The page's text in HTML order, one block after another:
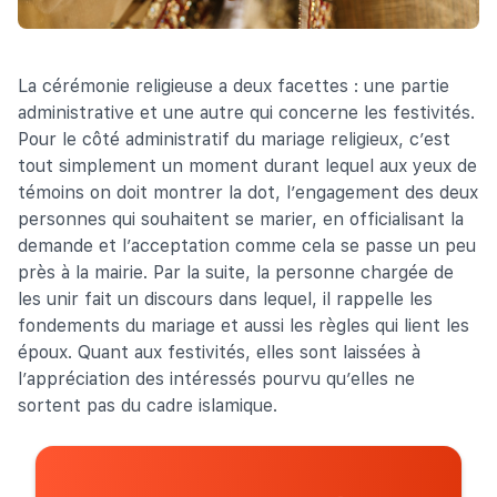
La cérémonie religieuse a deux facettes : une partie
administrative et une autre qui concerne les festivités.
Pour le côté administratif du mariage religieux, c’est
tout simplement un moment durant lequel aux yeux de
témoins on doit montrer la dot, l’engagement des deux
personnes qui souhaitent se marier, en officialisant la
demande et l’acceptation comme cela se passe un peu
près à la mairie. Par la suite, la personne chargée de
les unir fait un discours dans lequel, il rappelle les
fondements du mariage et aussi les règles qui lient les
époux. Quant aux festivités, elles sont laissées à
l’appréciation des intéressés pourvu qu’elles ne
sortent pas du cadre islamique.